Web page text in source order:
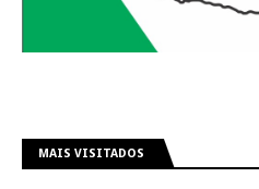
MAIS VISITADOS